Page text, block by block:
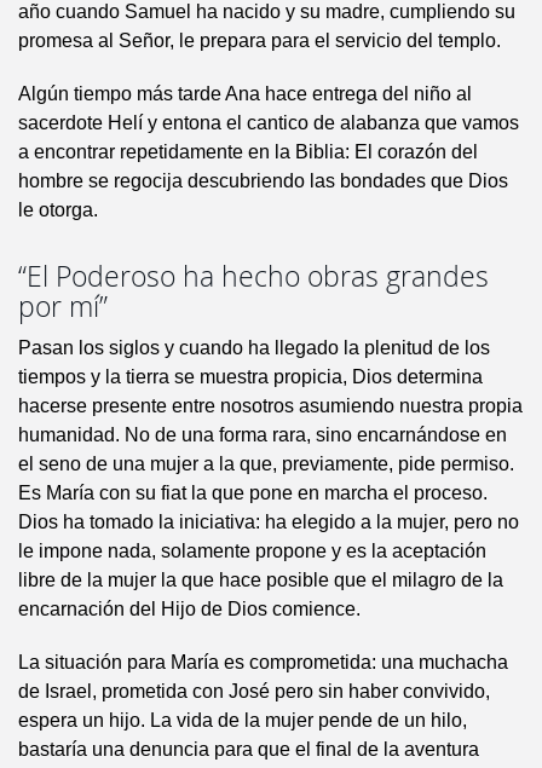
año cuando Samuel ha nacido y su madre, cumpliendo su
promesa al Señor, le prepara para el servicio del templo.
Algún tiempo más tarde Ana hace entrega del niño al
sacerdote Helí y entona el cantico de alabanza que vamos
a encontrar repetidamente en la Biblia: El corazón del
hombre se regocija descubriendo las bondades que Dios
le otorga.
“El Poderoso ha hecho obras grandes
por mí”
Pasan los siglos y cuando ha llegado la plenitud de los
tiempos y la tierra se muestra propicia, Dios determina
hacerse presente entre nosotros asumiendo nuestra propia
humanidad. No de una forma rara, sino encarnándose en
el seno de una mujer a la que, previamente, pide permiso.
Es María con su fiat la que pone en marcha el proceso.
Dios ha tomado la iniciativa: ha elegido a la mujer, pero no
le impone nada, solamente propone y es la aceptación
libre de la mujer la que hace posible que el milagro de la
encarnación del Hijo de Dios comience.
La situación para María es comprometida: una muchacha
de Israel, prometida con José pero sin haber convivido,
espera un hijo. La vida de la mujer pende de un hilo,
bastaría una denuncia para que el final de la aventura